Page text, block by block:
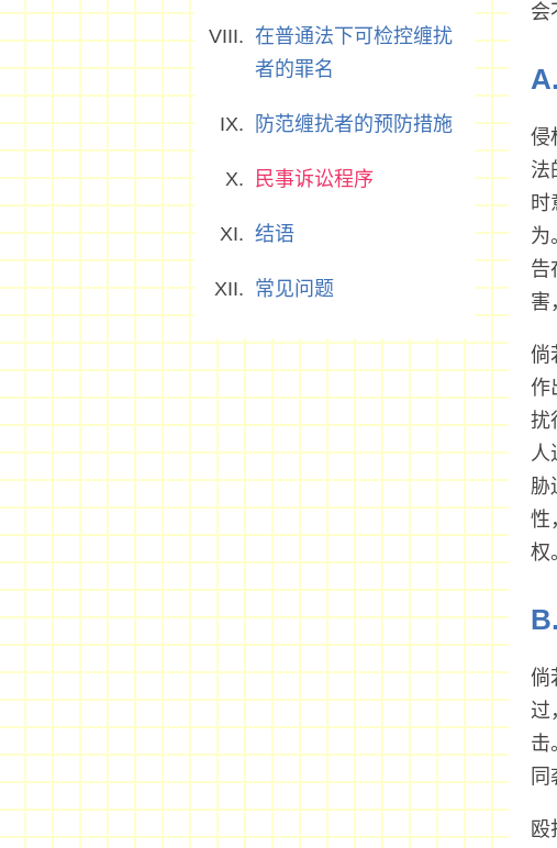
会
侵
法
时
为
告
害
倘
作
扰
人
胁
性
权
倘
过
击
同
在普通法下可检控缠扰
者的罪名
防范缠扰者的预防措施
民事诉讼程序
结语
常见问题